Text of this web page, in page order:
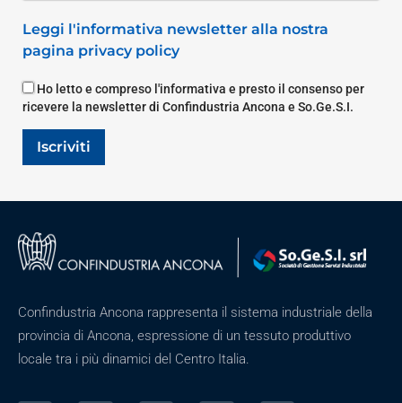
Leggi l'informativa newsletter alla nostra
pagina privacy policy
Ho letto e compreso l'informativa e presto il consenso per
ricevere la newsletter di Confindustria Ancona e So.Ge.S.I.
Iscriviti
Confindustria Ancona rappresenta il sistema industriale della
provincia di Ancona, espressione di un tessuto produttivo
locale tra i più dinamici del Centro Italia.